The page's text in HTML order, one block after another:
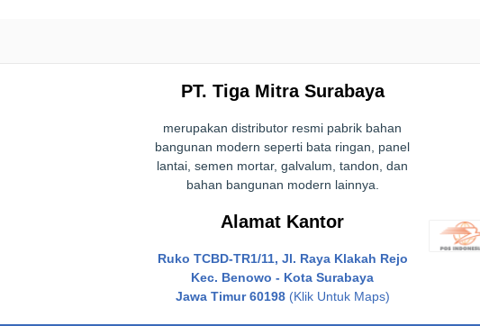
PT. Tiga Mitra Surabaya
merupakan distributor resmi pabrik bahan
bangunan modern seperti bata ringan, panel
lantai, semen mortar, galvalum, tandon, dan
bahan bangunan modern lainnya.
Alamat Kantor
Ruko TCBD-TR1/11, Jl. Raya Klakah Rejo
Kec. Benowo - Kota Surabaya
Jawa Timur 60198(Klik Untuk Maps)